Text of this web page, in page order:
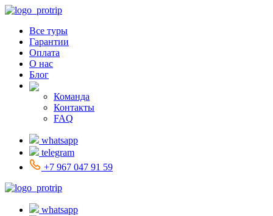
Все туры
Гарантии
Оплата
О нас
Блог
Команда
Контакты
FAQ
whatsapp
telegram
+7 967 047 91 59
whatsapp